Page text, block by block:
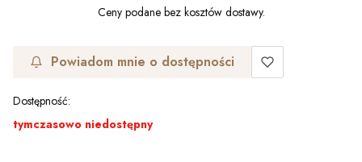
Ceny podane bez kosztów dostawy.
Powiadom mnie o dostępności
Dostępność:
tymczasowo niedostępny